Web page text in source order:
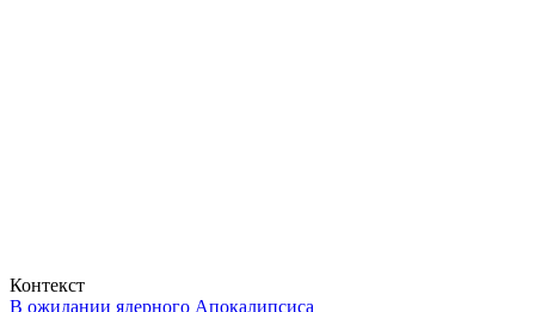
Контекст
В ожидании ядерного Апокалипсиса